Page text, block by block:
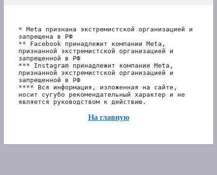
* Meta признана экстремистской организацией и
запрещена в РФ
** Facebook принадлежит компании Meta,
признанной экстремистской организацией и
запрещенной в РФ
*** Instagram принадлежит компании Meta,
признанной экстремистской организацией и
запрещенной в РФ
**** Вся информация, изложенная на сайте,
носит сугубо рекомендательный характер и не
является руководством к действию.
На главную